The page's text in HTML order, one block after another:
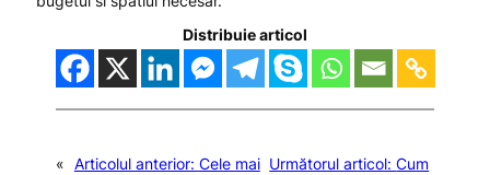
Distribuie articol
« Articolul anterior: Cele mai Următorul articol:Cum